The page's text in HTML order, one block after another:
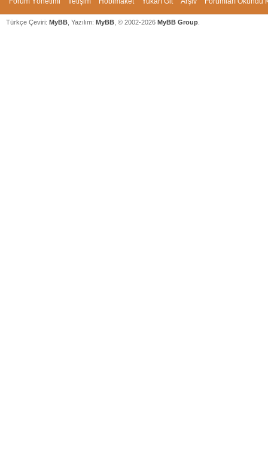
Türkçe Çeviri: MyBB , Yazılım: MyBB , © 2002-2026 MyBB Group